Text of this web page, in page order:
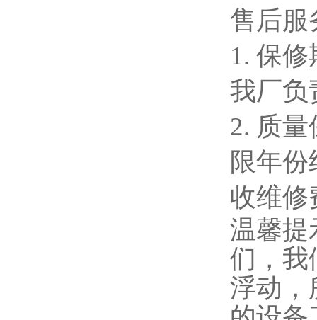
售后服
1. 保
我厂负
2. 质
限年
收维修
温馨提
们，我
浮动，